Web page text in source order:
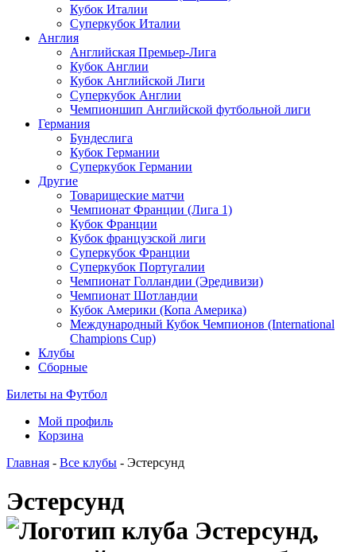
Кубок Италии
Суперкубок Италии
Англия
Английская Премьер-Лига
Кубок Англии
Кубок Английской Лиги
Суперкубок Англии
Чемпионшип Английской футбольной лиги
Германия
Бундеслига
Кубок Германии
Суперкубок Германии
Другие
Товарищеские матчи
Чемпионат Франции (Лига 1)
Кубок Франции
Кубок французской лиги
Суперкубок Франции
Суперкубок Португалии
Чемпионат Голландии (Эредивизи)
Чемпионат Шотландии
Кубок Америки (Копа Америка)
Международный Кубок Чемпионов (International
Champions Cup)
Клубы
Сборные
Билеты на Футбол
Мой профиль
Корзина
Главная - Все клубы - Эстерсунд
Эстерсунд